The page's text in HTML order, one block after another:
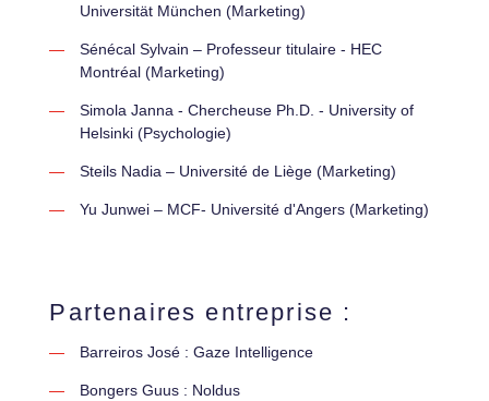
Universität München (Marketing)
Sénécal Sylvain – Professeur titulaire - HEC
Montréal (Marketing)
Simola Janna - Chercheuse Ph.D. - University of
Helsinki (Psychologie)
Steils Nadia – Université de Liège (Marketing)
Yu Junwei – MCF- Université d'Angers (Marketing)
Partenaires entreprise :
Barreiros José : Gaze Intelligence
Bongers Guus : Noldus